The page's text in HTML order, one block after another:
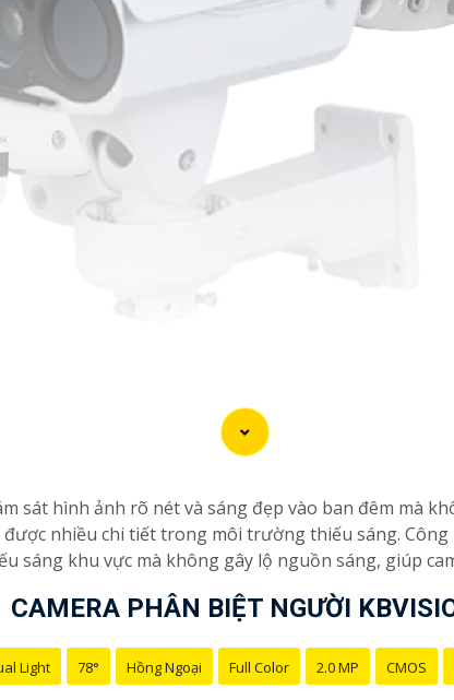
sát hình ảnh rõ nét và sáng đẹp vào ban đêm mà
nhiều chi tiết trong môi trường thiếu sáng.
sáng khu vực mà không gây lộ nguồn sáng, giúp
CAMERA PHÂN BIỆT NGƯỜI
Light 78° Hồng Ngoại Full Color 2.0 MP CMOS